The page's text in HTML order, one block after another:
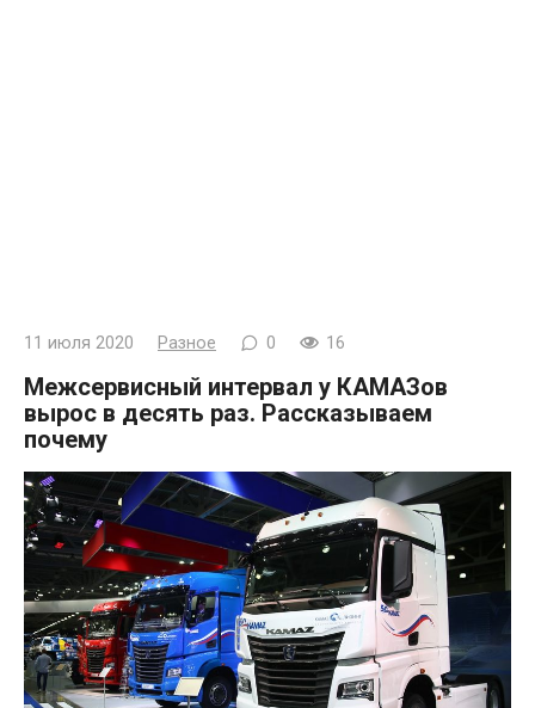
11 июля 2020 Разное 0 16
Межсервисный интервал у КАМАЗов
вырос в десять раз. Рассказываем
почему